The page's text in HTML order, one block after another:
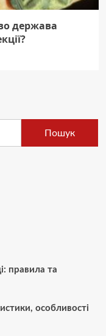
держава
Пошук
правила та
особливості